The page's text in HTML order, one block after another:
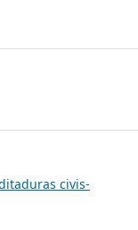
civis-